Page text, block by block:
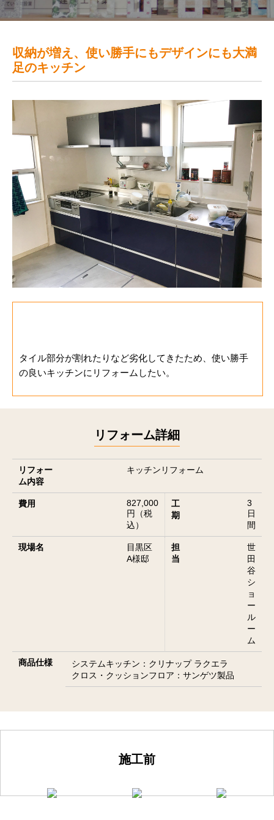
収納が増え、使い勝手にもデザインにも大満
足のキッチン
タイル部分が割れたりなど劣化してきたため、使い勝手
の良いキッチンにリフォームしたい。
リフォーム詳細
リフォー
ム内容
キッチンリフォーム
費用
827,000
円（税
込）
工
期
3
日
間
現場名
目黒区
A様邸
担
当
世
田
谷
シ
ョ
ー
ル
ー
ム
商品仕様
システムキッチン：クリナップ ラクエラ
クロス・クッションフロア：サンゲツ製品
施工前